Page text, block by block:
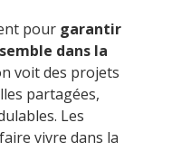
pour garantir
dans la
voit des projets
partagées,
Les
vivre dans la